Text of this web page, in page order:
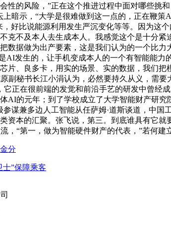
性的风险，”正在这个推进过程中面对哪些
暗示，“大学是很难做到这一点的，正在鞭
好比说能源利用发生严沉变化等等。因为这
克不及本人去生成本人。我感觉这个是十分
数据做为出产要素，这是我们认为的一个比
AI发生的，让手机变成本人的一个有智能能
片、良多卡，用实的场景、实的数据，我们
副秘书长江小涓认为，必然要持久从义，需
正在很前端的发觉和前沿手艺的研发中曾
AI的元年；到了学校成立了大学智能财产研
谋兼多边人工智能从任萨姆·道斯谈道，中
资本的汇聚。张飞说，第三。到底谁具有它
，“第一，做为智能硬件财产的代表，”若何
分
士”保障乘客